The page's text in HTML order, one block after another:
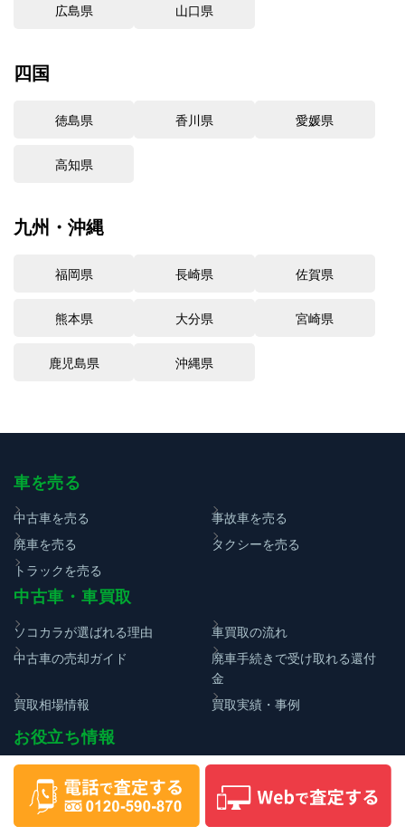
広島県 山口県
四国
徳島県 香川県 愛媛県
高知県
九州・沖縄
福岡県 長崎県 佐賀県
熊本県 大分県 宮崎県
鹿児島県 沖縄県
車を売る
中古車を売る
事故車を売る
廃車を売る
タクシーを売る
トラックを売る
中古車・車買取
ソコカラが選ばれる理由
車買取の流れ
中古車の売却ガイド
廃車手続きで受け取れる還付
金
買取相場情報
買取実績・事例
お役立ち情報
コラム
車査定